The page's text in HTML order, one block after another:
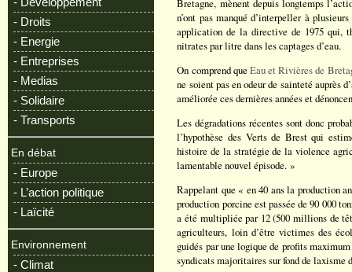
- Droits
- Energie
- Entreprises
- Medias
- Solidaire
- Transports
En débat
- Europe
- L’action politique
- Laïcité
Environnement
- Climat
Bretagne, mènent depuis longtemps
n’ont pas manqué d’interpeller à
application de la directive de 1975 qui,
nitrates par litre dans les captages d’eau.
On comprend queEau et Rivières de
ne soient pas en odeur de sainteté auprès
améliorée ces dernières années et
Les dégradations récentes sont donc
l’hypothèse des Verts de Brest qui
histoire de la stratégie de la violence
lamentable nouvel épisode. »
Rappelant que « en 40 ans la production
production porcine est passée de 90 000
a été multipliée par 12 (500 millions de
agriculteurs, loin d’être victimes des
guidés par une logique de profits
syndicats majoritaires sur fond de laxisme